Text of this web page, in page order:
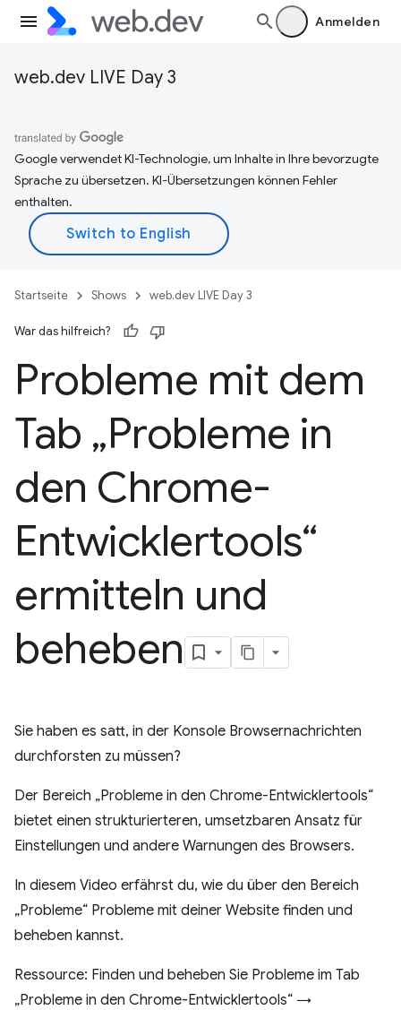
Anmelden
web.dev LIVE Day 3
Google verwendet KI-Technologie, um Inhalte in Ihre bevorzugte
Sprache zu übersetzen. KI-Übersetzungen können Fehler
enthalten.
Startseite Shows web.dev LIVE Day 3
War das hilfreich?
Probleme mit dem
Tab „Probleme in
den Chrome-
Entwicklertools“
ermitteln und
beheben
Sie haben es satt, in der Konsole Browsernachrichten
durchforsten zu müssen?
Der Bereich „Probleme in den Chrome-Entwicklertools“
bietet einen strukturierteren, umsetzbaren Ansatz für
Einstellungen und andere Warnungen des Browsers.
In diesem Video erfährst du, wie du über den Bereich
„Probleme“ Probleme mit deiner Website finden und
beheben kannst.
Ressource: Finden und beheben Sie Probleme im Tab
„Probleme in den Chrome-Entwicklertools“ →